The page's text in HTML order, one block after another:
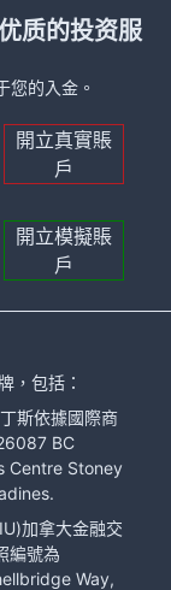
质的投资服
您的入金。
開立真實賬
戶
開立模擬賬
戶
，包括：
斯依據國際商
BC
Centre Stoney
加拿大金融交
編號為
Way,